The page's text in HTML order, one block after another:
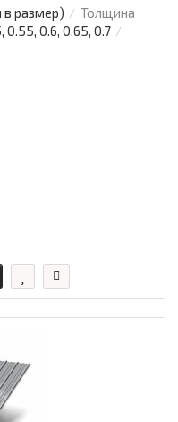
размер)
Толщина
0.55, 0.6, 0.65, 0.7